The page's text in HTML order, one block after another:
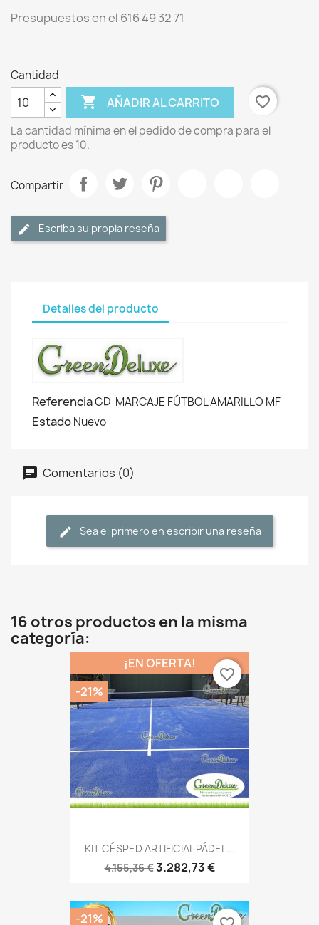
Presupuestos en el 616 49 32 71
Cantidad
 AÑADIR AL CARRITO favorite_border
La cantidad mínima en el pedido de compra para el
producto es 10.
Compartir
Escriba su propia reseña
Detalles del producto
ReferenciaGD-MARCAJE FÚTBOL AMARILLO MF
EstadoNuevo
Comentarios (0)
Sea el primero en escribir una reseña
16 otros productos en la misma
categoría:
KIT CÉSPED ARTIFICIAL PÁDEL...
4.155,36 €3.282,73 €
¡EN OFERTA!
-21%
favorite_border
-21%